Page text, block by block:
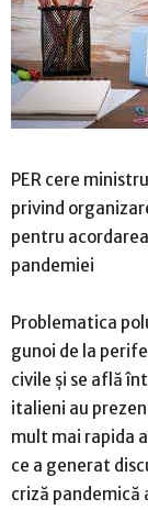
PER cere
privind
pentru
pandemiei
Problematica
gunoi de la
civile și se află
italieni au
mult mai rapida
ce a generat
criză pandemică